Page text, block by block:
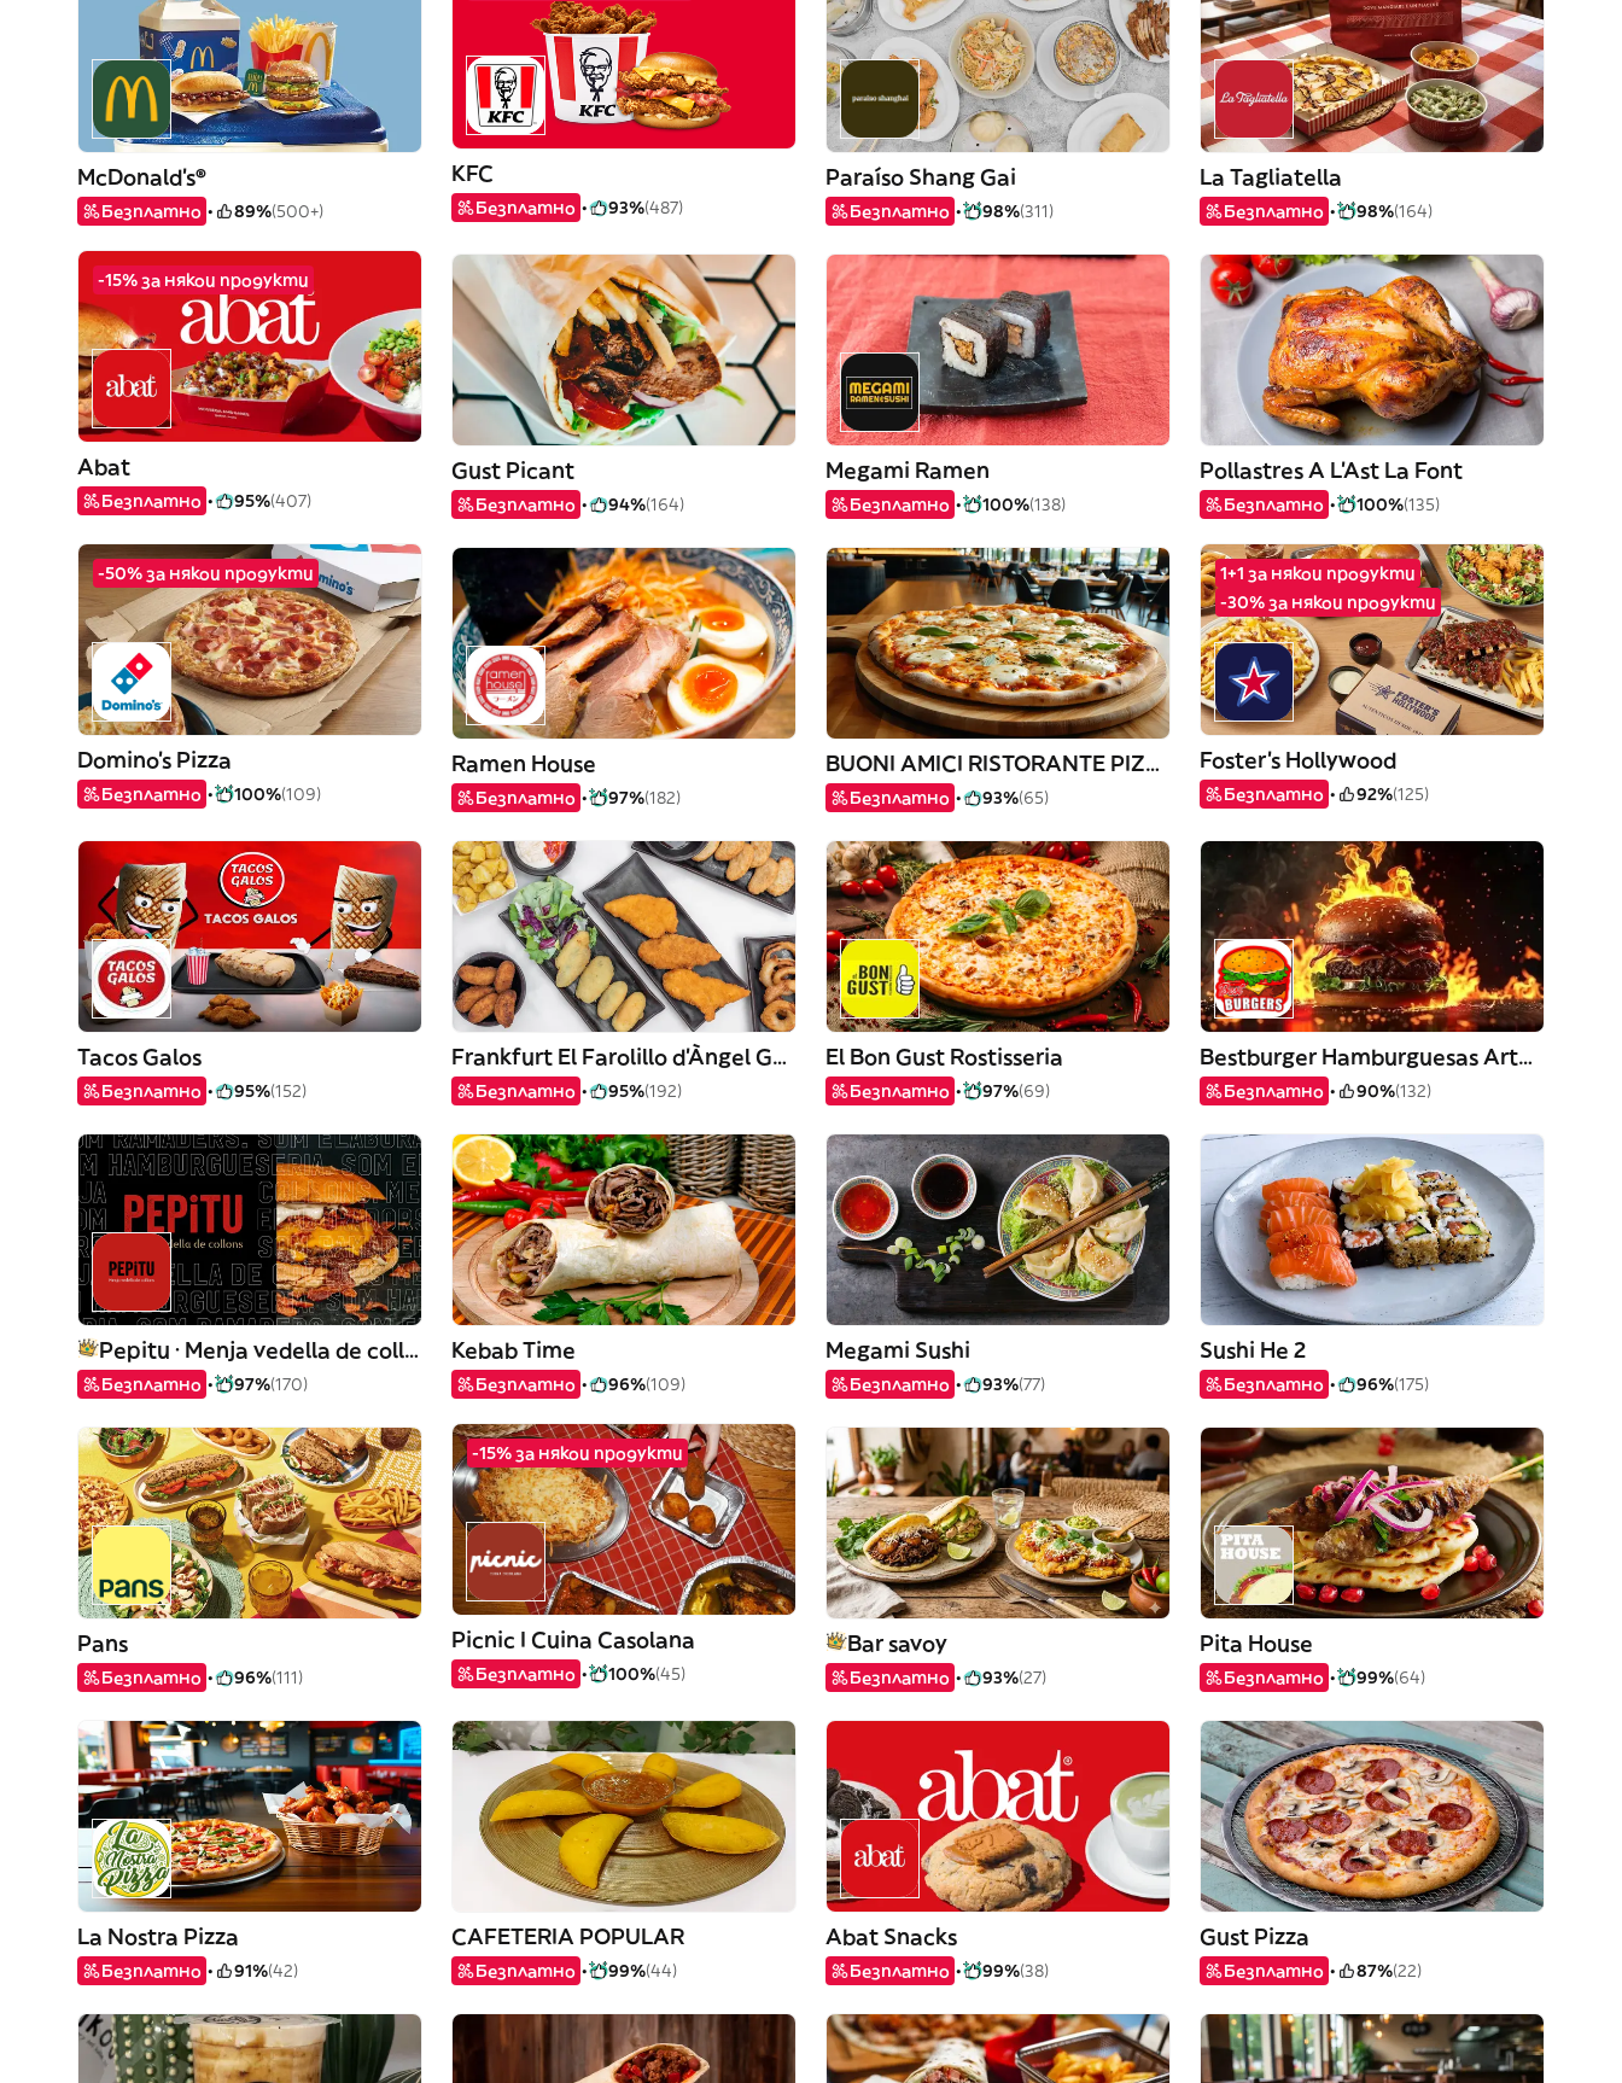
McDonald's®
Безплатно 89%(500+)
KFC
Безплатно 93%(487)
Paraíso Shang Gai
Безплатно 98%(311)
La Tagliatella
Безплатно 98%(164)
-15% за някои продукти
Abat
Безплатно 95%(407)
Gust Picant
Безплатно 94%(164)
Megami Ramen
Безплатно 100%(138)
Pollastres A L'Ast La Font
Безплатно 100%(135)
-50% за някои продукти
Domino's Pizza
Безплатно 100%(109)
Ramen House
Безплатно 97%(182)
BUONI AMICI RISTORANTE PIZZERIA
Безплатно 93%(65)
1+1 за някои продукти
-30% за някои продукти
Foster's Hollywood
Безплатно 92%(125)
Tacos Galos
Безплатно 95%(152)
Frankfurt El Farolillo d'Àngel Guimerà
Безплатно 95%(192)
El Bon Gust Rostisseria
Безплатно 97%(69)
Bestburger Hamburguesas Artesanales
Безплатно 90%(132)
Pepitu · Menja vedella de collons
Безплатно 97%(170)
Kebab Time
Безплатно 96%(109)
Megami Sushi
Безплатно 93%(77)
Sushi He 2
Безплатно 96%(175)
Pans
Безплатно 96%(111)
-15% за някои продукти
Picnic I Cuina Casolana
Безплатно 100%(45)
Bar savoy
Безплатно 93%(27)
Pita House
Безплатно 99%(64)
La Nostra Pizza
Безплатно 91%(42)
CAFETERIA POPULAR
Безплатно 99%(44)
Abat Snacks
Безплатно 99%(38)
Gust Pizza
Безплатно 87%(22)